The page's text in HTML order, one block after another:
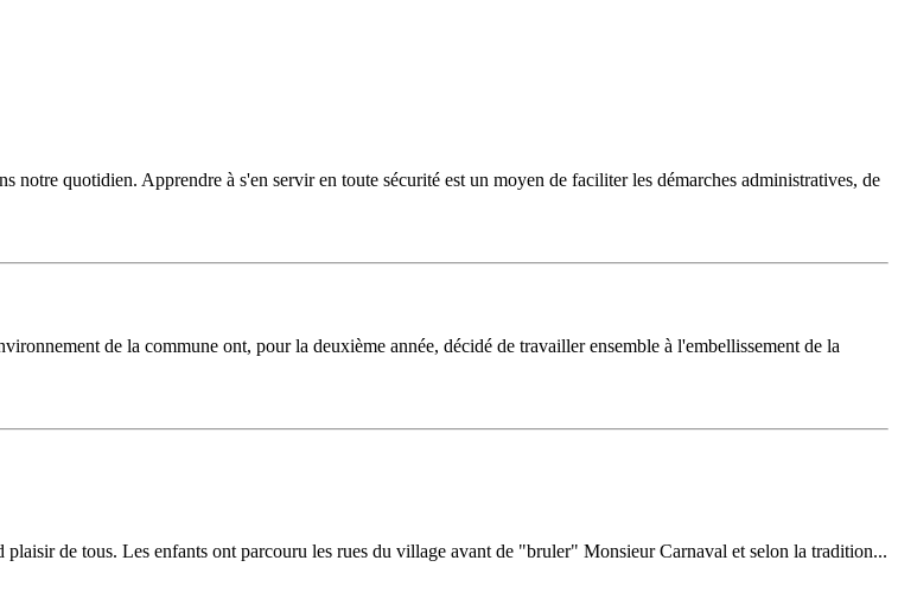
quotidien. Apprendre à s'en servir en toute sécurité est un moyen de faciliter les démarches administratives, de
de la commune ont, pour la deuxième année, décidé de travailler ensemble à l'embellissement de la
de tous. Les enfants ont parcouru les rues du village avant de "bruler" Monsieur Carnaval et selon la tradition...